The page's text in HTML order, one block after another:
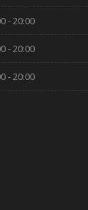
- 20:00
- 20:00
- 20:00